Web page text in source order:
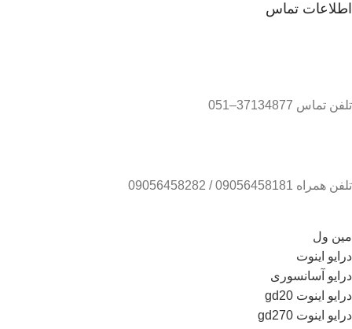
اطلاعات تماس
تلفن تماس 37134877–051
تلفن همراه 09056458181 / 09056458282
مین ول
درایو اینوت
درایو آسانسوری
درایو اینوت gd20
درایو اینوت gd270